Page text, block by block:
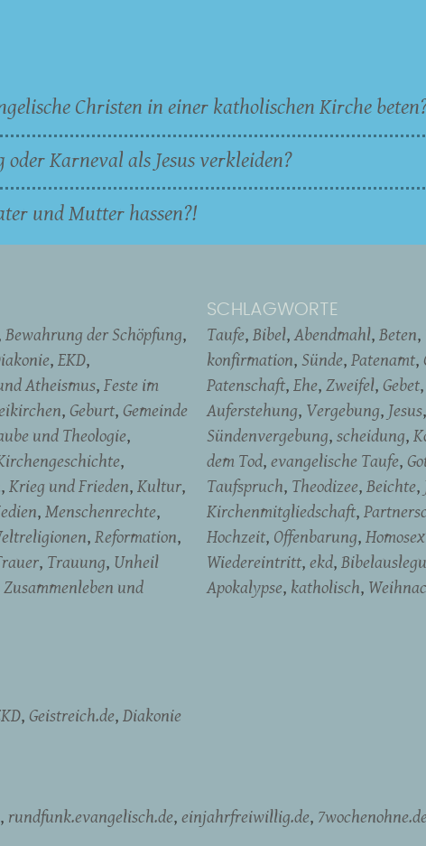
Christen in einer katholischen Kirche
oder Karneval als Jesus verkleiden?
und Mutter hassen?!
Bewahrung der Schöpfung
EKD
Atheismus Feste im
Geburt Gemeinde
und Theologie
Krieg und Frieden Kultur
Menschenrechte
Reformation
Trauung Unheil
Zusammenleben und
SCHLAGWORTE
Taufe Bibel Abendmahl Beten
konfirmation Sünde Patenamt
Patenschaft Ehe Zweifel Gebet
Auferstehung Vergebung Jesus
Sündenvergebung scheidung
dem Tod evangelische Taufe
Taufspruch Theodizee Beichte
Kirchenmitgliedschaft
Hochzeit Offenbarung
Wiedereintritt ekd
Apokalypse katholisch
Geistreich.de Diakonie
rundfunk.evangelisch.de einjahrfreiwillig.de